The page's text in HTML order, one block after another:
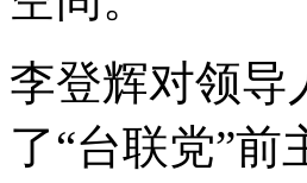
李登辉对领导
了“台联党”前